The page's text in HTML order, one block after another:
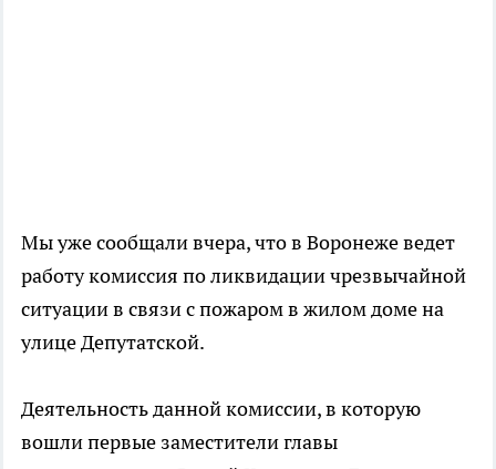
Мы уже сообщали вчера, что в Воронеже ведет
работу комиссия по ликвидации чрезвычайной
ситуации в связи с пожаром в жилом доме на
улице Депутатской.
Деятельность данной комиссии, в которую
вошли первые заместители главы